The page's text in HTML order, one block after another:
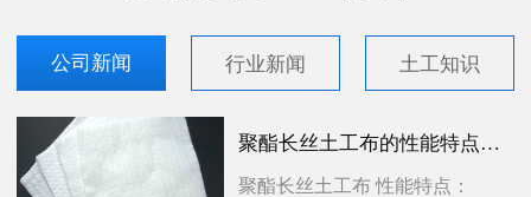
公司新闻 行业新闻 土工知识
聚酯长丝土工布的性能特点及应用领域
聚酯长丝土工布 性能特点：